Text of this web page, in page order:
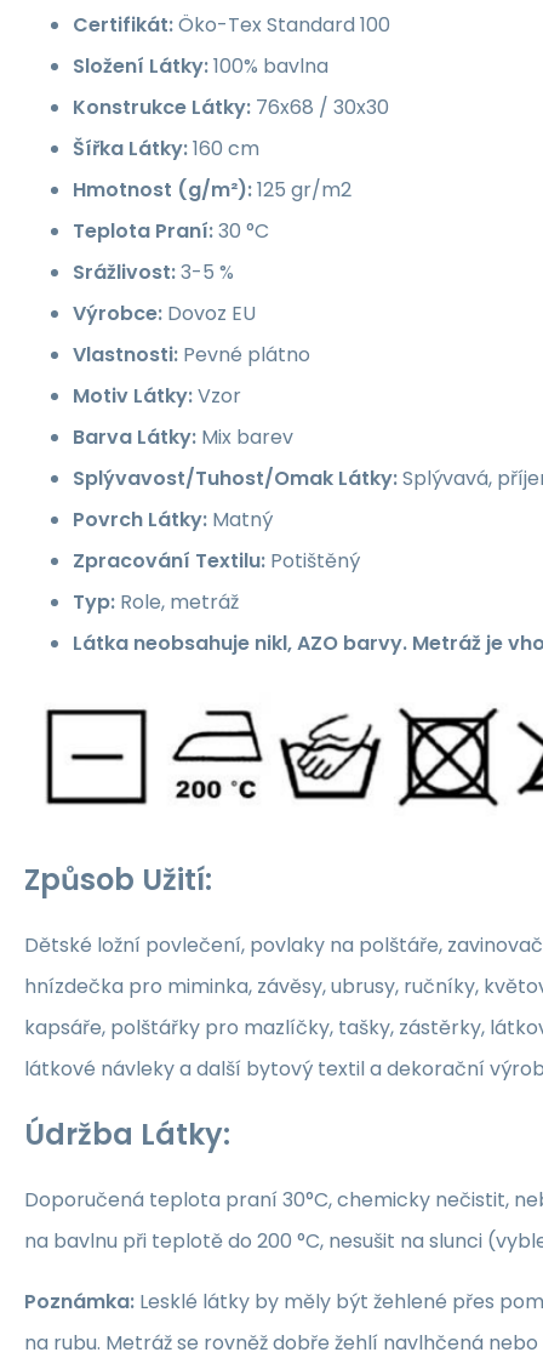
Certifikát:Öko-Tex Standard 100
Složení Látky:100% bavlna
Konstrukce Látky: 76x68 / 30x30
Šířka Látky:160 cm
Hmotnost (g/m²):125 gr/m2
Teplota Praní:30 °C
Srážlivost:3-5 %
Výrobce: Dovoz EU
Vlastnosti: Pevné plátno
Motiv Látky:Vzor
Barva Látky: Mix barev
Splývavost/Tuhost/Omak Látky:Splývavá,
Povrch Látky: Matný
Zpracování Textilu: Potištěný
Typ: Role, metráž
Látka neobsahuje nikl, AZO barvy. Metráž je
Způsob Užití:
Dětské ložní povlečení, povlaky na polštáře,
hnízdečka pro miminka, závěsy, ubrusy, ručníky,
kapsáře, polštářky pro mazlíčky, tašky, zástěrky,
látkové návleky a další bytový textil a dekorační
Údržba Látky:
Doporučená teplota praní 30°C, chemicky nečistit,
na bavlnu při teplotě do 200 °C, nesušit na slunci
Poznámka: Lesklé látky by měly být žehlené přes
na rubu. Metráž se rovněž dobře žehlí navlhčená